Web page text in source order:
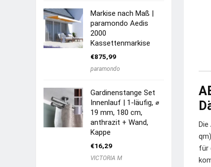
Die
für
Markise nach Maß |
paramondo Aedis
2000
Kassettenmarkise
€875,99
paramondo
Gardinenstange Set
Innenlauf | 1-läufig, ⌀
19 mm, 180 cm,
anthrazit + Wand,
Kappe
€16,29
VICTORIA M